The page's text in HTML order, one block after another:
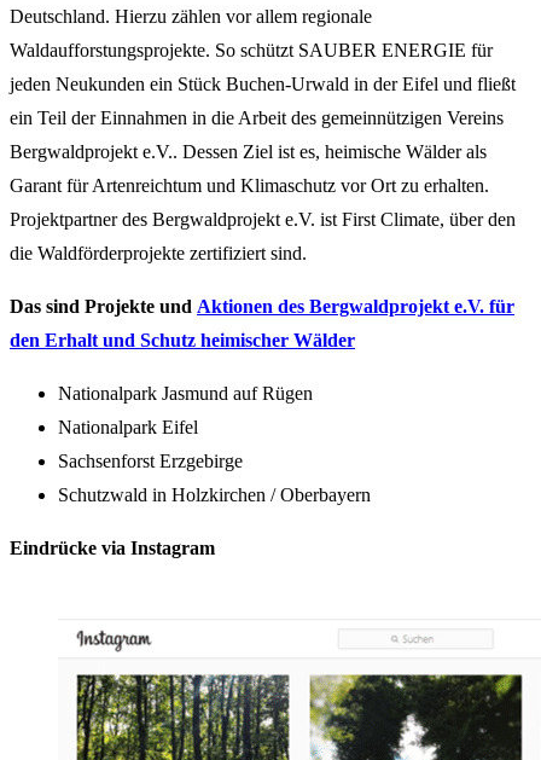
Deutschland. Hierzu zählen vor allem regionale
Waldaufforstungsprojekte. So schützt SAUBER ENERGIE für
jeden Neukunden ein Stück Buchen-Urwald in der Eifel und fließt
ein Teil der Einnahmen in die Arbeit des gemeinnützigen Vereins
Bergwaldprojekt e.V.. Dessen Ziel ist es, heimische Wälder als
Garant für Artenreichtum und Klimaschutz vor Ort zu erhalten.
Projektpartner des Bergwaldprojekt e.V. ist First Climate, über den
die Waldförderprojekte zertifiziert sind.
Das sind Projekte und Aktionen des Bergwaldprojekt e.V. für
den Erhalt und Schutz heimischer Wälder
Nationalpark Jasmund auf Rügen
Nationalpark Eifel
Sachsenforst Erzgebirge
Schutzwald in Holzkirchen / Oberbayern
Eindrücke via Instagram